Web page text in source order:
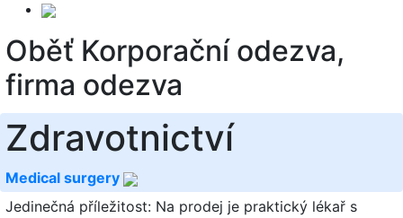
Oběť Korporační odezva,
firma odezva
Zdravotnictví
Medical surgery
Jedinečná příležitost: Na prodej je praktický lékař s